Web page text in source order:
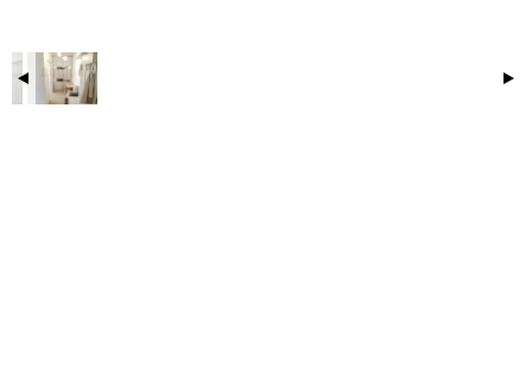
любое время дня и года, плюс Вы не зависите от
опрессовок и отключения горячей воды!- Если вы на